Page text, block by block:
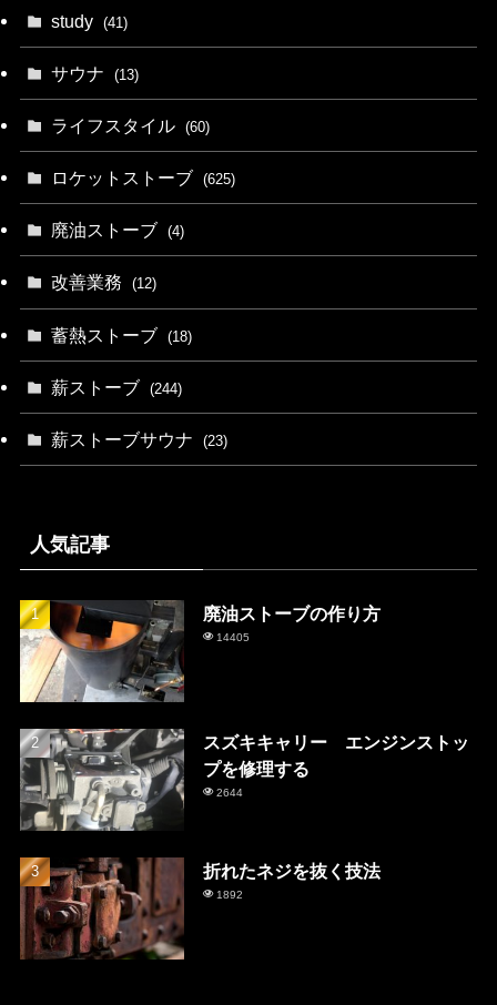
study (41)
サウナ (13)
ライフスタイル (60)
ロケットストーブ (625)
廃油ストーブ (4)
改善業務 (12)
蓄熱ストーブ (18)
薪ストーブ (244)
薪ストーブサウナ (23)
人気記事
廃油ストーブの作り方
14405
スズキキャリー エンジンストッ
プを修理する
2644
折れたネジを抜く技法
1892